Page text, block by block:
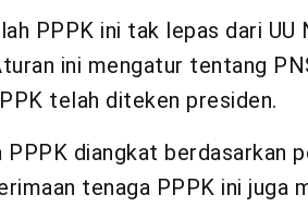
PPPK ini tak lepas dari
ini mengatur tentang
telah diteken presiden.
PPPK diangkat berdasarkan
tenaga PPPK ini juga